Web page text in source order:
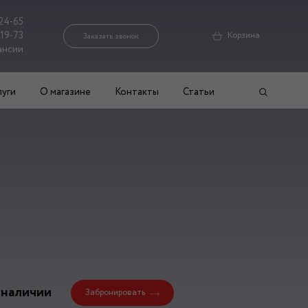
65
73
Заказать звонок Корзина
О магазине Контакты Статьи
Забронировать